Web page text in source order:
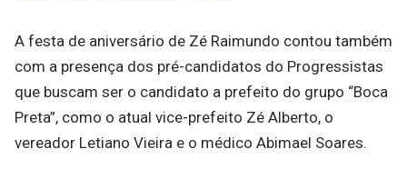
A festa de aniversário de Zé Raimundo contou também
com a presença dos pré-candidatos do Progressistas
que buscam ser o candidato a prefeito do grupo “Boca
Preta”, como o atual vice-prefeito Zé Alberto, o
vereador Letiano Vieira e o médico Abimael Soares.